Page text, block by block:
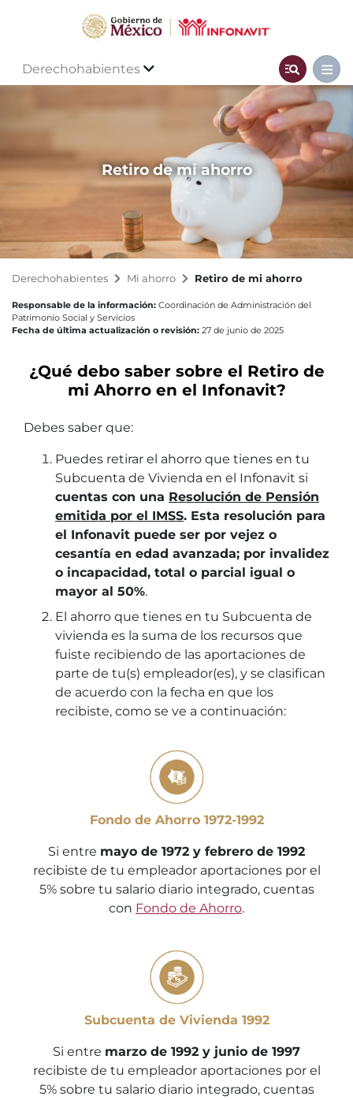
Derechohabientes
Retiro de mi ahorro
Derechohabientes Mi ahorro Retiro de mi ahorro
Responsable de la información: Coordinación de Administración del
Patrimonio Social y Servicios
Fecha de última actualización o revisión: 27 de junio de 2025
¿Qué debo saber sobre el Retiro de
mi Ahorro en el Infonavit?
Debes saber que:
Puedes retirar el ahorro que tienes en tu
Subcuenta de Vivienda en el Infonavit si
cuentas con una Resolución de Pensión
emitida por el IMSS. Esta resolución para
el Infonavit puede ser por vejez o
cesantía en edad avanzada; por invalidez
o incapacidad, total o parcial igual o
mayor al 50%.
El ahorro que tienes en tu Subcuenta de
vivienda es la suma de los recursos que
fuiste recibiendo de las aportaciones de
parte de tu(s) empleador(es), y se clasifican
de acuerdo con la fecha en que los
recibiste, como se ve a continuación:
Fondo de Ahorro 1972-1992
Si entre mayo de 1972 y febrero de 1992
recibiste de tu empleador aportaciones por el
5% sobre tu salario diario integrado, cuentas
con Fondo de Ahorro.
Subcuenta de Vivienda 1992
Si entre marzo de 1992 y junio de 1997
recibiste de tu empleador aportaciones por el
5% sobre tu salario diario integrado, cuentas